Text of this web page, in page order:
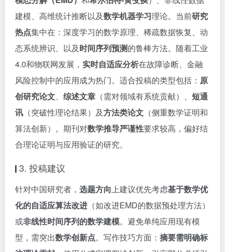
建模、高维统计推断以及数学机器学习理论。当前研究
热点集中在：深度学习的数学原理、稀疏数据恢复、动
态系统辨识、以及时间序列预测的鲁棒方法。随着工业
4.0和物联网发展， 实时自适应分析在故障诊断、金融
风险控制中的应用成为热门。适合投稿的类型包括： 原
创研究论文、 综述文章 （需对领域有系统贡献）、 短通
讯 （突破性理论结果）及方法类论文 （侧重数学证明和
算法创新）。期刊对数学推导严谨性要求较高，偏好结
合理论证明与应用验证的研究。
3. 投稿建议
针对中国研究者， 选题方向上建议优先考虑基于数学优
化的自适应算法改进 （如改进EMD的数据预处理方法）
或非线性时间序列的数学建模。避免单纯应用现有模
型，需突出数学创新点。写作技巧方面： 摘要需明确标